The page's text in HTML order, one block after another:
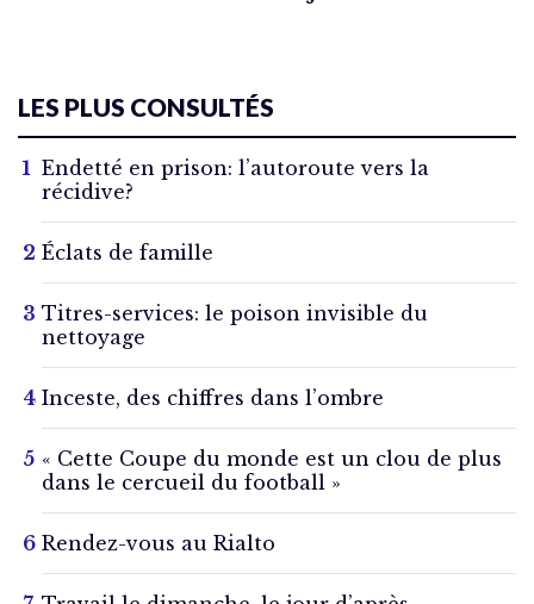
LES PLUS CONSULTÉS
Endetté en prison: l’autoroute vers la
récidive?
Éclats de famille
Titres-services: le poison invisible du
nettoyage
Inceste, des chiffres dans l’ombre
« Cette Coupe du monde est un clou de plus
dans le cercueil du football »
Rendez-vous au Rialto